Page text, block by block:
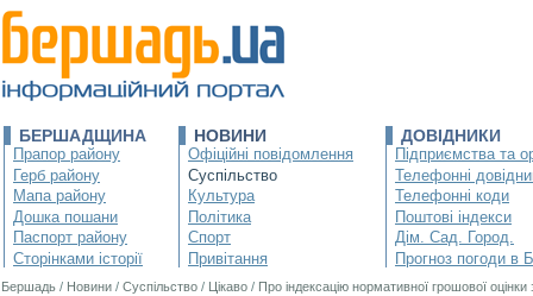
БЕРШАДЩИНА
Прапор району
Герб району
Мапа району
Дошка пошани
Паспорт району
Сторінками історії
НОВИНИ
Офіційні повідомлення
Суспільство
Культура
Політика
Спорт
Привітання
ДОВІДНИКИ
Підприємства та
Телефонні
Телефонні коди
Поштові індекси
Дім. Сад. Город.
Прогноз погоди в
Бершадь / Новини / Суспільство / Цікаво / Про індексацію нормативної грошової